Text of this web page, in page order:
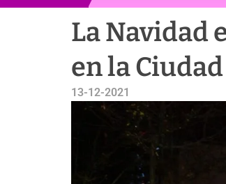
La Navidad
en la
13-12-2021